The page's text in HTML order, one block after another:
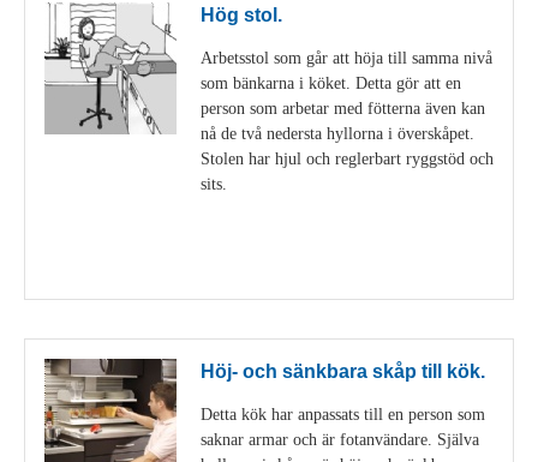
Hög stol.
Arbetsstol som går att höja till samma nivå
som bänkarna i köket. Detta gör att en
person som arbetar med fötterna även kan
nå de två nedersta hyllorna i överskåpet.
Stolen har hjul och reglerbart ryggstöd och
sits.
Höj- och sänkbara skåp till kök.
Detta kök har anpassats till en person som
saknar armar och är fotanvändare. Själva